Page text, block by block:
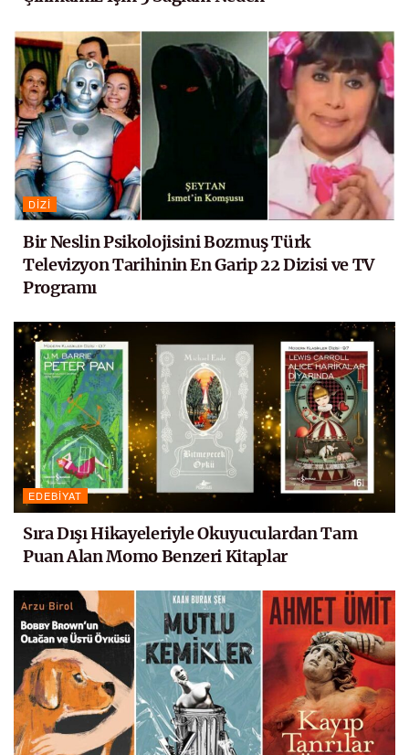
DIZI
Bir Neslin Psikolojisini Bozmuş Türk
Televizyon Tarihinin En Garip 22 Dizisi ve TV
Programı
EDEBIYAT
Sıra Dışı Hikayeleriyle Okuyuculardan Tam
Puan Alan Momo Benzeri Kitaplar